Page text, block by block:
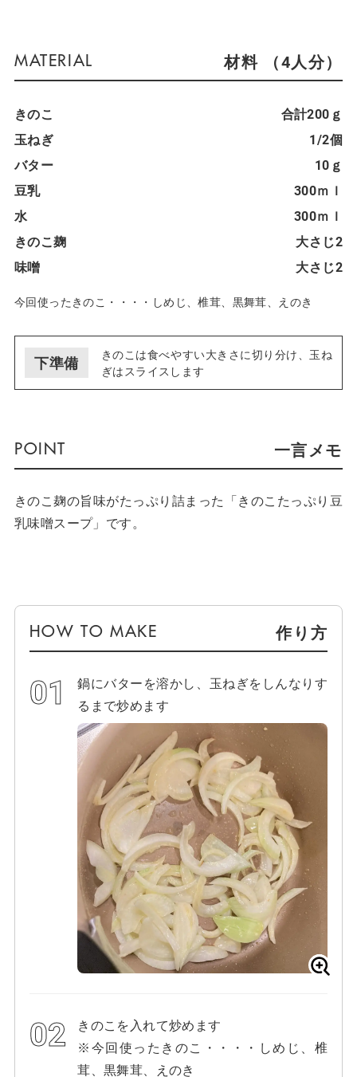
材料 （4人分）
きのこ
合計200ｇ
玉ねぎ
1/2個
バター
10ｇ
豆乳
300ｍｌ
水
300ｍｌ
きのこ麹
大さじ2
味噌
大さじ2
今回使ったきのこ・・・・しめじ、椎茸、黒舞茸、えのき
下準備
きのこは食べやすい大きさに切り分け、玉ね
ぎはスライスします
一言メモ
きのこ麹の旨味がたっぷり詰まった「きのこたっぷり豆
乳味噌スープ」です。
作り方
鍋にバターを溶かし、玉ねぎをしんなりす
るまで炒めます
きのこを入れて炒めます
※今回使ったきのこ・・・・しめじ、椎
茸、黒舞茸、えのき